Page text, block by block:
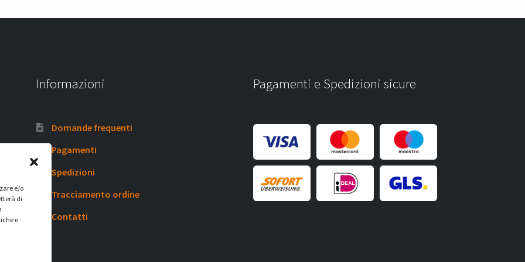
e/o
di
e
Informazioni
Domande frequenti
Pagamenti
Spedizioni
Tracciamento ordine
Contatti
Pagamenti e Spedizioni sicure